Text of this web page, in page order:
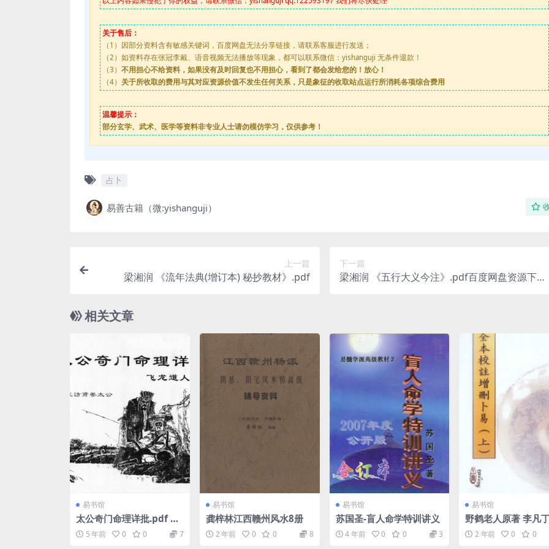
关于售后：
（1）因部分资料含有敏感关键词，百度网盘无法分享链接，请联系客服进行发送；
（2）如资料存在张冠李戴、语音视频无法播放等现象，都可以联系微信：yishanguji 无条件退款！
（3） 不用担心不给资料，如果没有及时回复也不用担心，看到了都会发给您的！放心！
（4） 关于所收取的费用与其对应资源价值不发生任何关系，只是象征的收取站点运行所消耗各项综合费用
温馨提示：
部分玄学、武术、医学等资料非专业人士请勿模仿学习，仅供参考！
占卜
易善古籍（微:yishanguji）
上一篇
梁湘润 《流年法典(增订本) 秘抄教材》.pdf
下一篇
梁湘润 《五行大义今注》.pdf百度网盘资源下
相关文章
易书馆
太公奇门命理详批.pdf 飞
龙道人 高清晰版 百度云下
载！
5 年前 0 0 7
易书馆
龚梓林江西赣州风水8册
2 年前 0 0 8
易书馆
苏国圣-盲人命学特训讲义
4 年前 0 0 3
易书馆
野鹤老人原著 李凡
升)校注《全本校注
易》 上下两册
2 年前 0 0